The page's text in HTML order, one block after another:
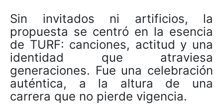
Sin invitados ni artificios, la
propuesta se centró en la esencia
de TURF: canciones, actitud y una
identidad que atraviesa
generaciones. Fue una celebración
auténtica, a la altura de una
carrera que no pierde vigencia.